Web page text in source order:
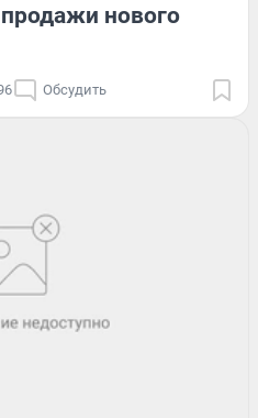
нового
Обсудить